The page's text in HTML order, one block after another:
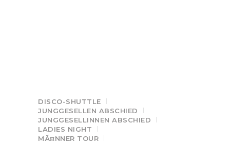
DISCO-SHUTTLE
JUNGGESELLEN ABSCHIED
JUNGGESELLINNEN ABSCHIED
LADIES NIGHT
MÃ¤NNER TOUR